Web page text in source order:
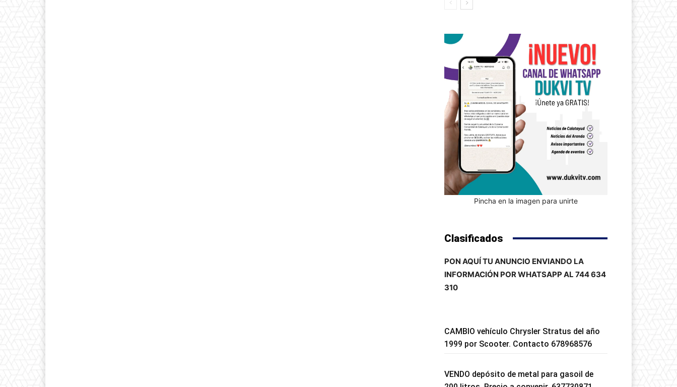
Pincha en la imagen para unirte
Clasificados
PON AQUÍ TU ANUNCIO ENVIANDO LA
INFORMACIÓN POR WHATSAPP AL 744 634
310
CAMBIO vehículo Chrysler Stratus del año
1999 por Scooter. Contacto 678968576
VENDO depósito de metal para gasoil de